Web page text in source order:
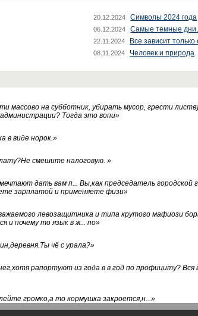
20.12.2024 Символы 2024 года
06.12.2024 Самые темные
22.11.2024 Все зависит только
08.11.2024 Человек и природа
массово на субботник, убирать мусор, грести
Тогда это вопи»
в виде норок.»
смешите налоговую. »
дать вам п... Вы,как председатель
зарплатой и применяете физи»
левозащитника и типа крутого мафиози
и почему то язык в ж... по»
чё с урала?»
рапортуют из года в в год по профициту? Вся
громко,а то кормушка закроется,н...»